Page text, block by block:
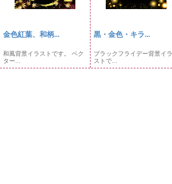
金色紅葉、和柄...
和風背景イラストです。 ベク
ター...
黒・金色・キラ...
ブラックフライデー背景イラ
ストで...